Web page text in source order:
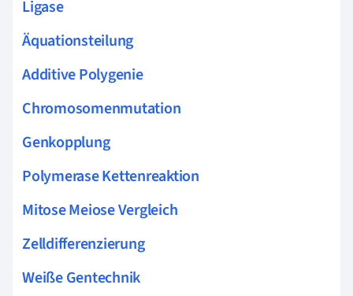
Ligase
Äquationsteilung
Additive Polygenie
Chromosomenmutation
Genkopplung
Polymerase Kettenreaktion
Mitose Meiose Vergleich
Zelldifferenzierung
Weiße Gentechnik